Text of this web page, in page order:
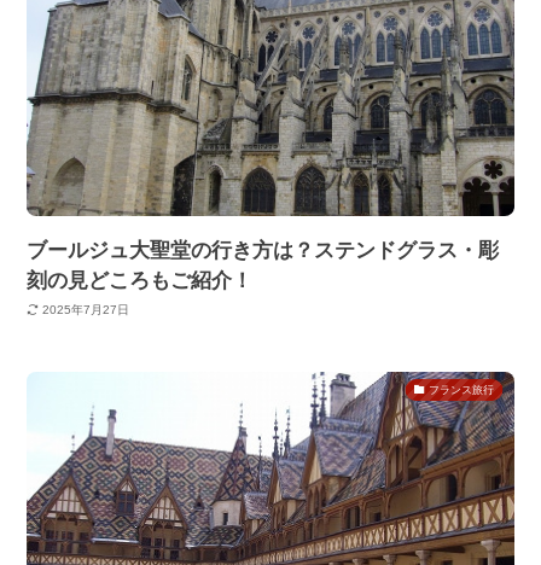
ブールジュ大聖堂の行き方は？ステンドグラス・彫
刻の見どころもご紹介！
2025年7月27日
フランス旅行